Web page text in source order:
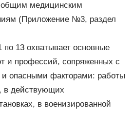
общим медицинским
(Приложение №3, раздел
по 13 охватывает основные
и профессий, сопряженных с
опасными факторами: работы
в действующих
в военизированной